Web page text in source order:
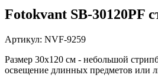
Fotokvant SB-30120PF
Артикул: NVF-9259
Размер 30х120 см - небольшой
освещение длинных предметов или